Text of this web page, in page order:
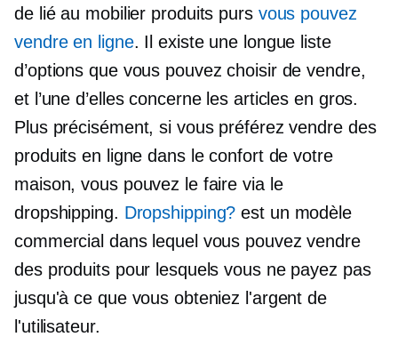
de lié au mobilier produits purs vous pouvez
vendre en ligne. Il existe une longue liste
d’options que vous pouvez choisir de vendre,
et l’une d’elles concerne les articles en gros.
Plus précisément, si vous préférez vendre des
produits en ligne dans le confort de votre
maison, vous pouvez le faire via le
dropshipping. Dropshipping? est un modèle
commercial dans lequel vous pouvez vendre
des produits pour lesquels vous ne payez pas
jusqu'à ce que vous obteniez l'argent de
l'utilisateur.